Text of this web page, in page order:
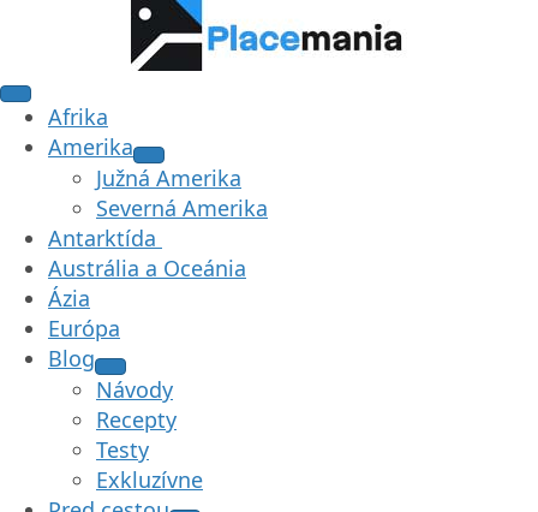
Afrika
Amerika
Južná Amerika
Severná Amerika
Antarktída
Austrália a Oceánia
Ázia
Európa
Blog
Návody
Recepty
Testy
Exkluzívne